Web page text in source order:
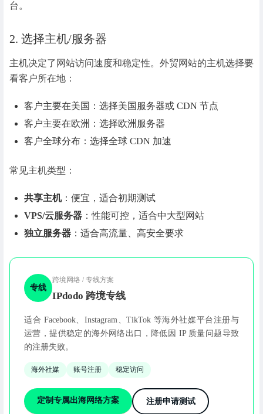
台。
2. 选择主机/服务器
主机决定了网站访问速度和稳定性。外贸网站的主机选择要
看客户所在地：
客户主要在美国：选择美国服务器或 CDN 节点
客户主要在欧洲：选择欧洲服务器
客户全球分布：选择全球 CDN 加速
常见主机类型：
共享主机：便宜，适合初期测试
VPS/云服务器 ：性能可控，适合中大型网站
独立服务器 ：适合高流量、高安全要求
专线
跨境网络 / 专线方案
IPdodo 跨境专线
适合 Facebook、Instagram、TikTok 等海外社媒平台注册与
运营，提供稳定的海外网络出口，降低因 IP 质量问题导致
的注册失败。
海外社媒 账号注册 稳定访问
定制专属出海网络方案 注册申请测试